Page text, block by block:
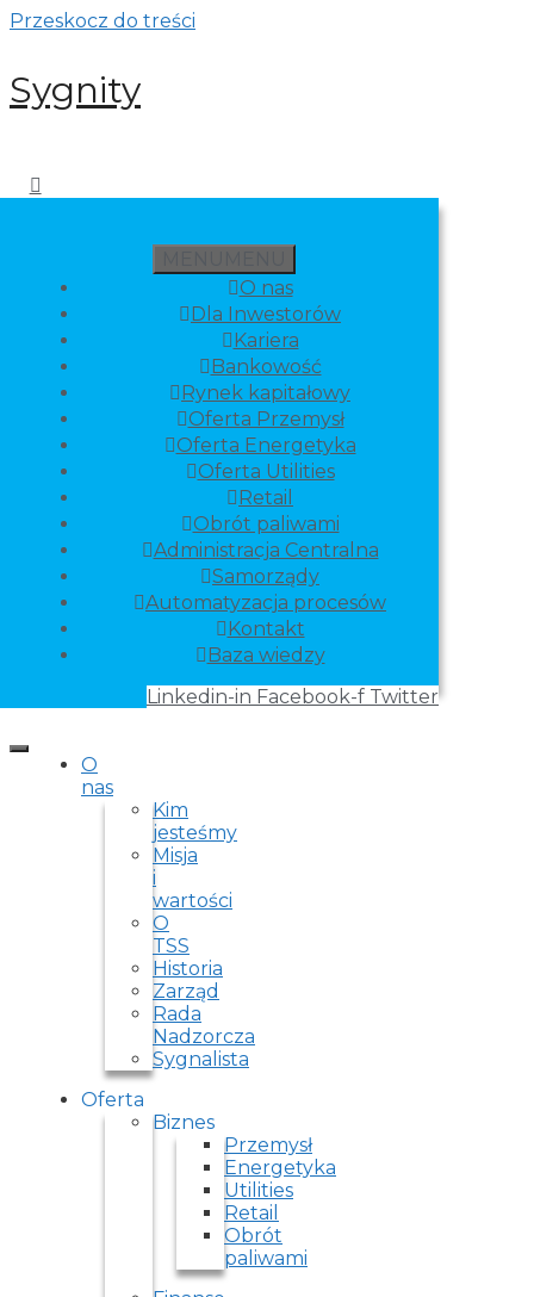
Przeskocz do treści
Sygnity
O nas
Dla Inwestorów
Kariera
Bankowość
Rynek kapitałowy
Oferta Przemysł
Oferta Energetyka
Oferta Utilities
Retail
Obrót paliwami
Administracja Centralna
Samorządy
Automatyzacja procesów
Kontakt
Baza wiedzy
Linkedin-in Facebook-f Twitter
O
nas
Kim
jesteśmy
Misja
i
wartości
O
TSS
Historia
Zarząd
Rada
Nadzorcza
Sygnalista
Oferta
Biznes
Przemysł
Energetyka
Utilities
Retail
Obrót
paliwami